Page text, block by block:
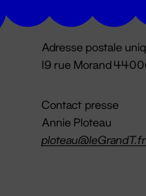
Adresse postale
19 rue Morand
Contact presse
Annie Ploteau
ploteau@leGrandT.fr